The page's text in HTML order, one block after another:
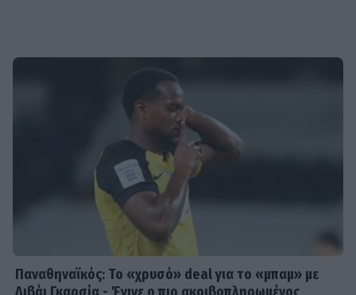
Παναθηναϊκός: Το «χρυσό» deal για το «μπαμ» με